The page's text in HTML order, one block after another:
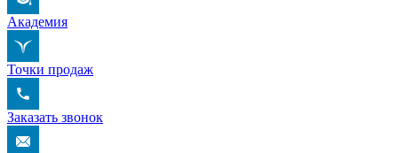
Академия
Точки продаж
Заказать звонок